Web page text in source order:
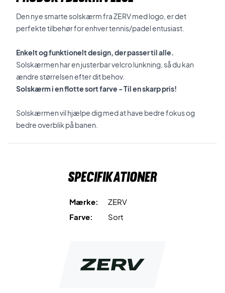
Den nye smarte solskærm fra ZERV med logo, er det
perfekte tilbehør for enhver tennis/padel entusiast.
Enkelt og funktionelt design, der passer til alle.
Solskærmen har en justerbar velcro lunkning, så du kan
ændre størrelsen efter dit behov.
Solskærm i en flotte sort farve - Til en skarp pris!
Solskærmen vil hjælpe dig med at have bedre fokus og
bedre overblik på banen.
Specifikationer
Mærke:
ZERV
Farve:
Sort